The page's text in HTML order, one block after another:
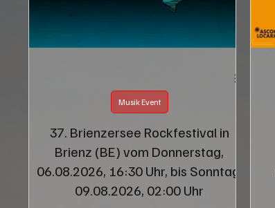
WERBUNG
37. Brienzersee Rockfestival in
Brienz (BE) vom Donnerstag,
06.08.2026, 16:30 Uhr, bis Sonntag,
09.08.2026, 02:00 Uhr
Musik Event